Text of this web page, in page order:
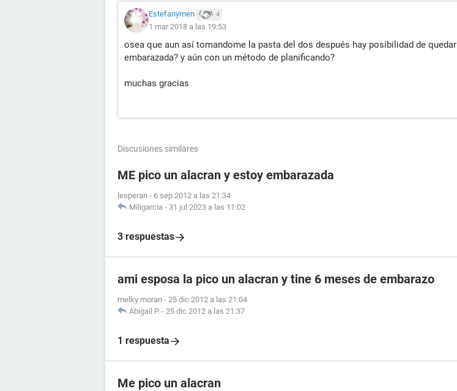
Estefanymen 4
1 mar 2018 a las 19:53
osea que aun así tomandome la pasta del dos después hay posibilidad de quedar
embarazada? y aún con un método de planificando?
muchas gracias
Discusiones similares
ME pico un alacran y estoy embarazada
lesperan - 6 sep 2012 a las 21:34
Miligarcia - 31 jul 2023 a las 11:02
3 respuestas
ami esposa la pico un alacran y tine 6 meses de embarazo
melky moran - 25 dic 2012 a las 21:04
Abigail P. - 25 dic 2012 a las 21:37
1 respuesta
Me pico un alacran